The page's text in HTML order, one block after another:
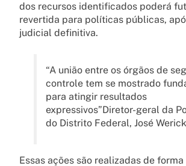
dos recursos identificados poderá
revertida para políticas públicas,
judicial definitiva.
“A união entre os órgãos de
controle tem se mostrado
para atingir resultados
expressivos”Diretor-geral da
do Distrito Federal, José Werick
Essas ações são realizadas de